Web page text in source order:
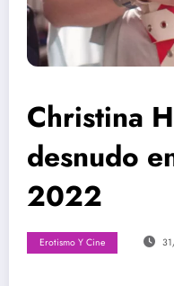
Christina
desnudo
2022
Erotismo Y Cine